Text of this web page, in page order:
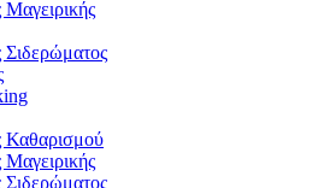
Σιδερώματος
Καθαρισμού
Σιδερώματος